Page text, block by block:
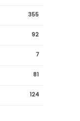
355
92
7
81
124